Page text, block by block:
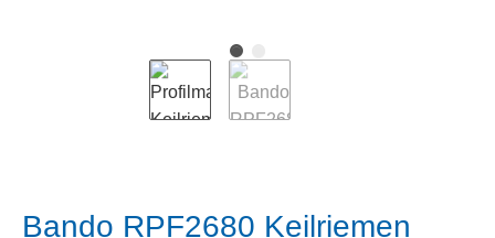
Bando RPF2680 Keilriemen